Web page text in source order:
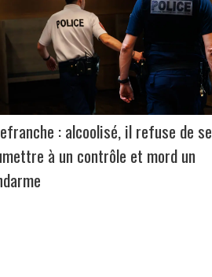
: alcoolisé, il refuse de se
à un contrôle et mord un